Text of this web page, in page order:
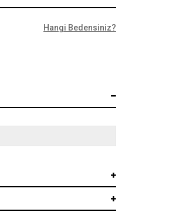
Hangi Bedensiniz?